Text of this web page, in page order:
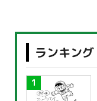
ランキング